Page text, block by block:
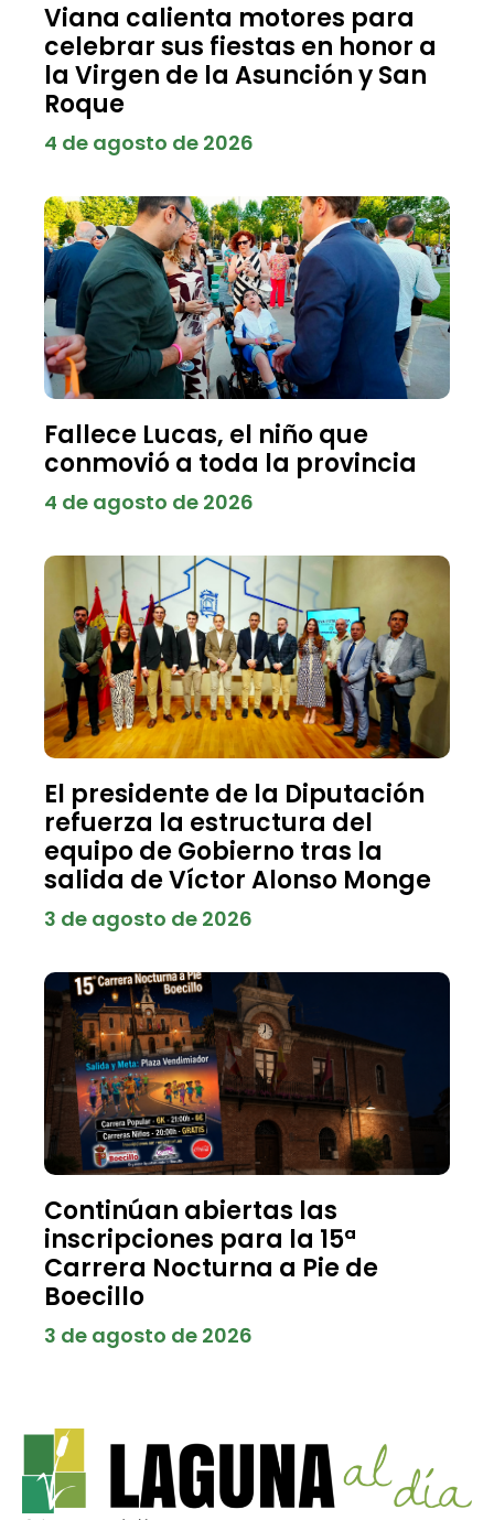
Viana calienta motores para
celebrar sus fiestas en honor a
la Virgen de la Asunción y San
Roque
4 de agosto de 2026
Fallece Lucas, el niño que
conmovió a toda la provincia
4 de agosto de 2026
El presidente de la Diputación
refuerza la estructura del
equipo de Gobierno tras la
salida de Víctor Alonso Monge
3 de agosto de 2026
Continúan abiertas las
inscripciones para la 15ª
Carrera Nocturna a Pie de
Boecillo
3 de agosto de 2026